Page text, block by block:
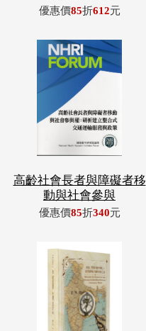
優惠價85折612元
高齡社會長者與障礙者移
動與社會參與
優惠價85折340元